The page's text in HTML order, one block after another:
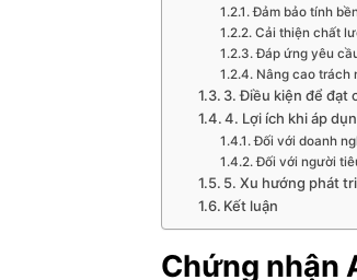
Đảm bảo tính
Cải thiện chất
Đáp ứng yêu
Nâng cao trách
3. Điều kiện để đạt
4. Lợi ích khi áp
Đối với doanh
Đối với người
5. Xu hướng phát
Kết luận
Chứng nhận